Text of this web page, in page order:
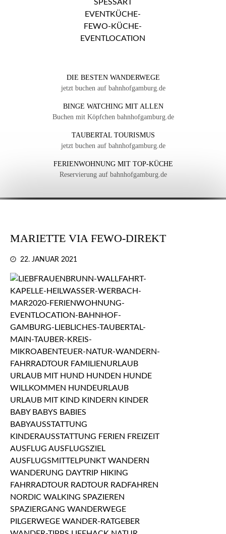
DIE BESTEN WANDERWEGE
jetzt buchen auf bahnhofgamburg.de
BINGE WATCHING MIT ALLEN
Buchen mit Köpfchen bahnhofgamburg.de
TAUBERTAL TOURISMUS
jetzt buchen auf bahnhofgamburg.de
FERIENWOHNUNG MIT TOP-KÜCHE
Reservierung auf bahnhofgamburg.de
MARIETTE VIA FEWO-DIREKT
22. JANUAR 2021